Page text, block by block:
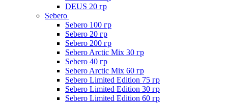
DEUS 20 гр
Sebero
Sebero 100 гр
Sebero 20 гр
Sebero 200 гр
Sebero Arctic Mix 30 гр
Sebero 40 гр
Sebero Arctic Mix 60 гр
Sebero Limited Edition 75 гр
Sebero Limited Edition 30 гр
Sebero Limited Edition 60 гр